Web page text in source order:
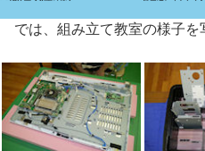
では、組み立て教室の様子を